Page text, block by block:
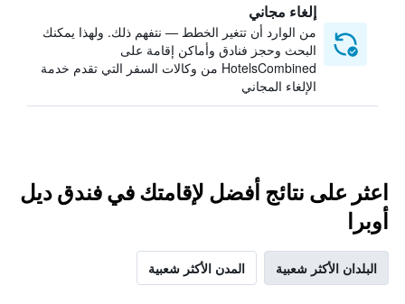
إلغاء مجاني
من الوارد أن تتغير الخطط — نتفهم ذلك. ولهذا يمكنك
البحث وحجز فنادق وأماكن إقامة على
HotelsCombined من وكالات السفر التي تقدم خدمة
الإلغاء المجاني
اعثر على نتائج أفضل لإقامتك في فندق ديل
أوبرا
البلدان الأكثر شعبية المدن الأكثر شعبية